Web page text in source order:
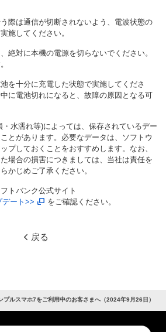
際は通信が切断されないよう、電波状態の
施してください。
絶対に本機の電源を切らないでください。
を十分に充電した状態で実施してくださ
に電池切れになると、故障の原因となる可
水濡れ等)によっては、保存されているデー
とがあります。必要なデータは、ソフトウ
プしておくことをおすすめします。なお、
場合の損害につきましては、当社は責任を
かじめご了承ください。
トバンク公式サイト
デート>>
をご確認ください。
戻る
プルスマホ7をご利用中のお客さまへ（2024年9月26日）